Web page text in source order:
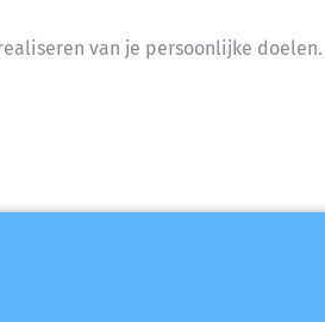
van je persoonlijke doelen.